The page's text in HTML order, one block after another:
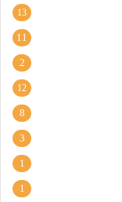
13
11
2
12
8
3
1
1